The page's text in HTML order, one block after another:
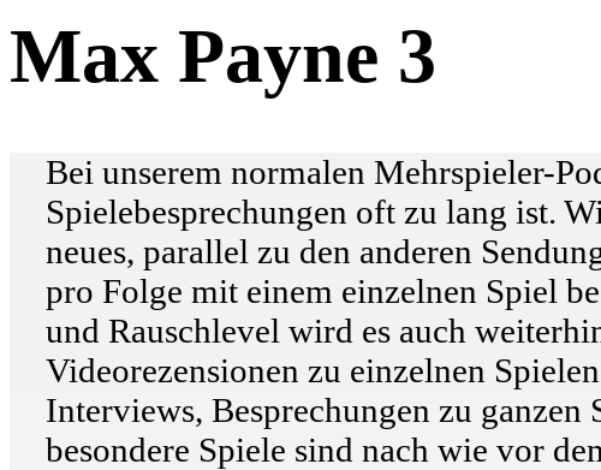
Max Payne 3
Bei unserem normalen Mehrspieler-
Spielebesprechungen oft zu lang ist.
neues, parallel zu den anderen
pro Folge mit einem einzelnen Spiel
und Rauschlevel wird es auch
Videorezensionen zu einzelnen
Interviews, Besprechungen zu ganzen
besondere Spiele sind nach wie vor